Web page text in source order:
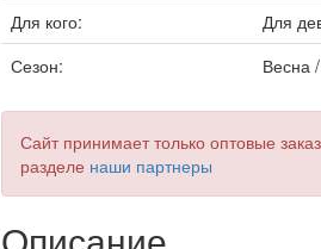
Для кого:
Для
Сезон:
Весна
Сайт принимает только оптовые
разделе наши партнеры